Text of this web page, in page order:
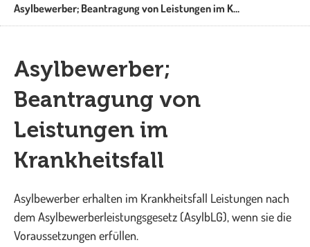
Asylbewerber; Beantragung von Leistungen im Krankheitsfall
Asylbewerber;
Beantragung von
Leistungen im
Krankheitsfall
Asylbewerber erhalten im Krankheitsfall Leistungen nach
dem Asylbewerberleistungsgesetz (AsylbLG), wenn sie die
Voraussetzungen erfüllen.